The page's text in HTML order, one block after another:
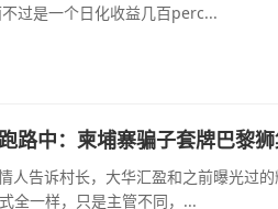
过是一个日化收益几百perc...
路中：柬埔寨骗子套牌巴黎
人告诉村长，大华汇盈和之前曝光过
全一样，只是主管不同，...